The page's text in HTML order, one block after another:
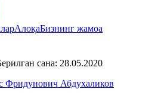
АлоқаБизнинг жамоа
сана: 28.05.2020
Фридунович Абдухаликов